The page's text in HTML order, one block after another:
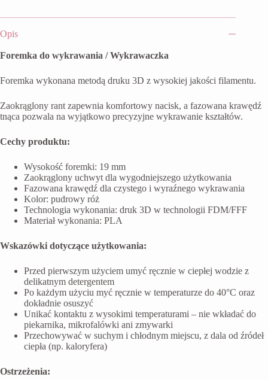
Opis
Foremka do wykrawania / Wykrawaczka
Foremka wykonana metodą druku 3D z wysokiej jakości filamentu.
Zaokrąglony rant zapewnia komfortowy nacisk, a fazowana krawędź
tnąca pozwala na wyjątkowo precyzyjne wykrawanie kształtów.
Cechy produktu:
Wysokość foremki: 19 mm
Zaokrąglony uchwyt dla wygodniejszego użytkowania
Fazowana krawędź dla czystego i wyraźnego wykrawania
Kolor: pudrowy róż
Technologia wykonania: druk 3D w technologii FDM/FFF
Materiał wykonania: PLA
Wskazówki dotyczące użytkowania:
Przed pierwszym użyciem umyć ręcznie w ciepłej wodzie z
delikatnym detergentem
Po każdym użyciu myć ręcznie w temperaturze do 40°C oraz
dokładnie osuszyć
Unikać kontaktu z wysokimi temperaturami – nie wkładać do
piekarnika, mikrofalówki ani zmywarki
Przechowywać w suchym i chłodnym miejscu, z dala od źródeł
ciepła (np. kaloryfera)
Ostrzeżenia: